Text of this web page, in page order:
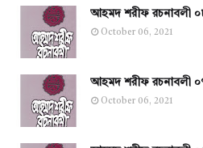
আহমদ শরীফ রচনাবলী
October 06, 2021
আহমদ শরীফ রচনাবলী
October 06, 2021